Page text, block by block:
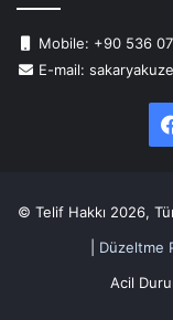
Mobile: +90 536
E-mail:
© Telif Hakkı 2026,
Düzeltme
Acil